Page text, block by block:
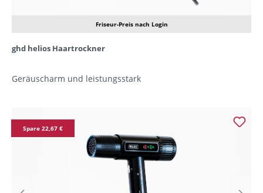
Friseur-Preis nach Login
ghd helios Haartrockner
Geräuscharm und leistungsstark
Spare 22,67 €